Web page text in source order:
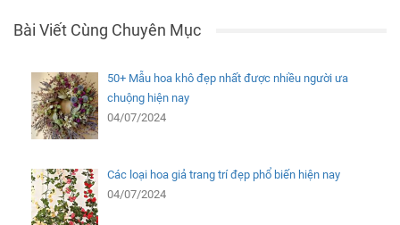
Bài Viết Cùng Chuyên Mục
50+ Mẫu hoa khô đẹp nhất được nhiều người ưa
chuộng hiện nay
04/07/2024
Các loại hoa giả trang trí đẹp phổ biến hiện nay
04/07/2024